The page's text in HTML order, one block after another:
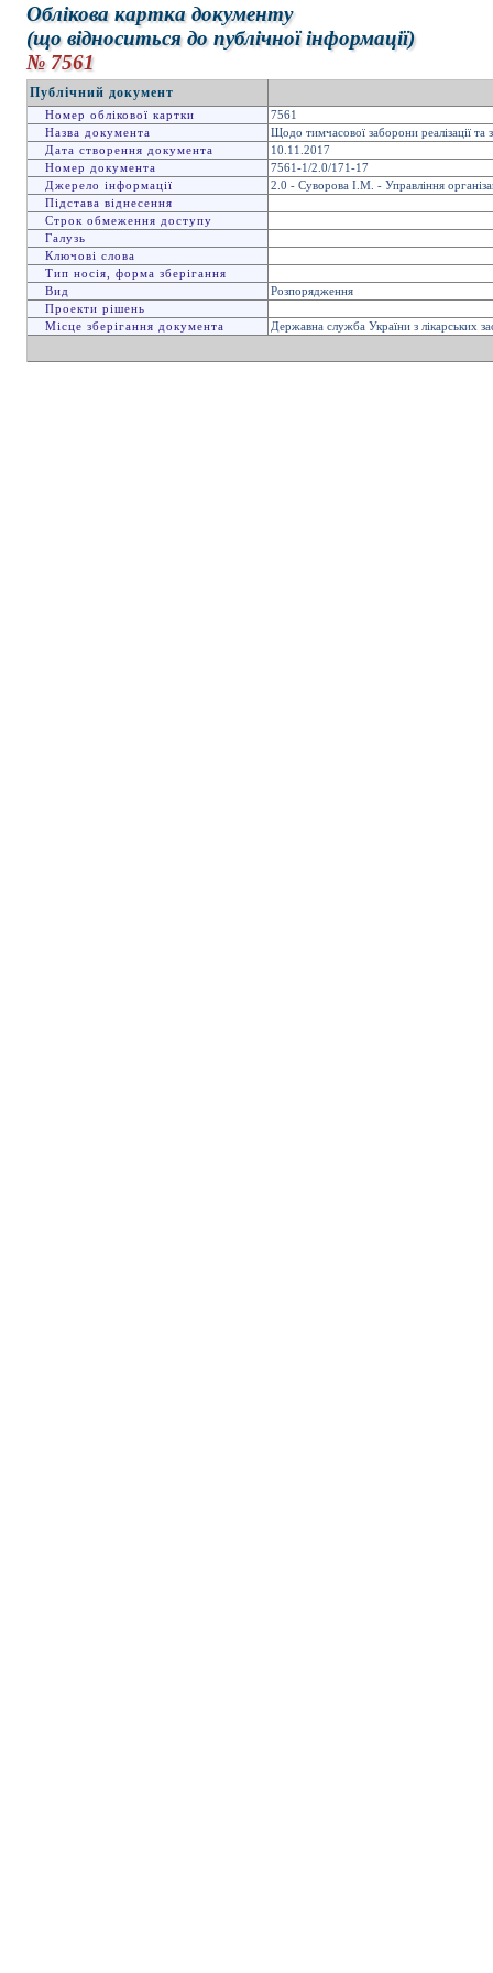
Облікова картка документу
(що відноситься до публічної інформації)
№ 7561
Публічний документ
Номер облікової картки
7561
Назва документа
Щодо тимчасової заборони реалізації та
Дата створення документа
10.11.2017
Номер документа
7561-1/2.0/171-17
Джерело інформації
2.0 - Суворова І.М. - Управління
Підстава віднесення
Строк обмеження доступу
Галузь
Ключові слова
Тип носія, форма зберігання
Вид
Розпорядження
Проекти рішень
Місце зберігання документа
Державна служба України з лікарських